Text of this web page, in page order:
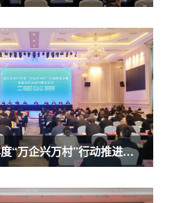
重庆市2025年度“万企兴万村”行动推进会暨农业民营企业50强发布会召开 商奎出席并讲话